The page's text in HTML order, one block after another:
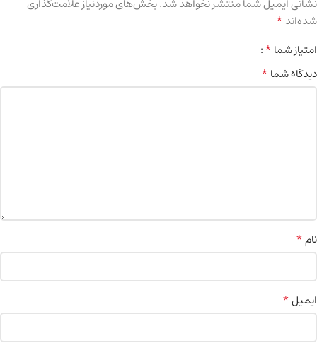
نشانی ایمیل شما منتشر نخواهد شد.بخش‌های موردنیاز علامت‌گذاری
شده‌اند*
امتیاز شما*
دیدگاه شما*
نام*
ایمیل*